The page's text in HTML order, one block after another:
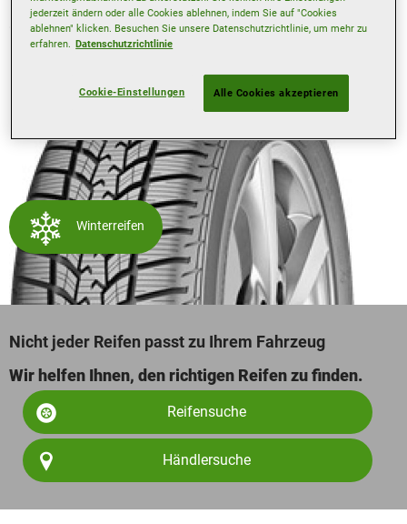
Merkmalen Ihr ausgewählter Reifen für Ihre gewünschte
Größe ausgestattet ist.
Winterreifen
Nicht jeder Reifen passt zu Ihrem Fahrzeug
Wir helfen Ihnen, den richtigen Reifen zu finden.
Reifensuche
Händlersuche
jederzeit ändern oder alle Cookies ablehnen, indem Sie auf "Cookies
ablehnen" klicken. Besuchen Sie unsere Datenschutzrichtlinie, um mehr zu
erfahren. Datenschutzrichtlinie
Cookie-Einstellungen Alle Cookies akzeptieren